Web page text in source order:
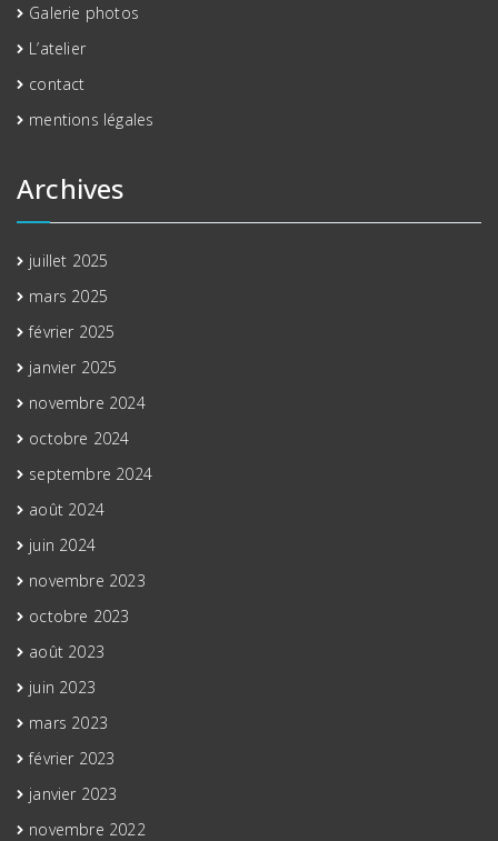
Galerie photos
L’atelier
contact
mentions légales
Archives
juillet 2025
mars 2025
février 2025
janvier 2025
novembre 2024
octobre 2024
septembre 2024
août 2024
juin 2024
novembre 2023
octobre 2023
août 2023
juin 2023
mars 2023
février 2023
janvier 2023
novembre 2022